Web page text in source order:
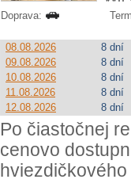
Doprava:
08.08.2026
8 dní
09.08.2026
8 dní
10.08.2026
8 dní
11.08.2026
8 dní
12.08.2026
8 dní
Po čiastočnej
cenovo